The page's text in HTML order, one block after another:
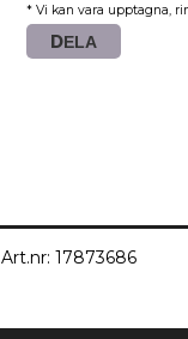
* Vi kan vara upptagna,
DELA
Art.nr: 17873686